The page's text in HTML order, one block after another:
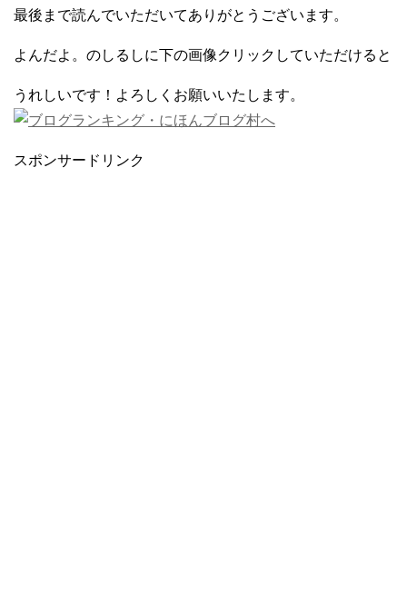
最後まで読んでいただいてありがとうございます。
よんだよ。のしるしに下の画像クリックしていただけると
うれしいです！よろしくお願いいたします。
スポンサードリンク